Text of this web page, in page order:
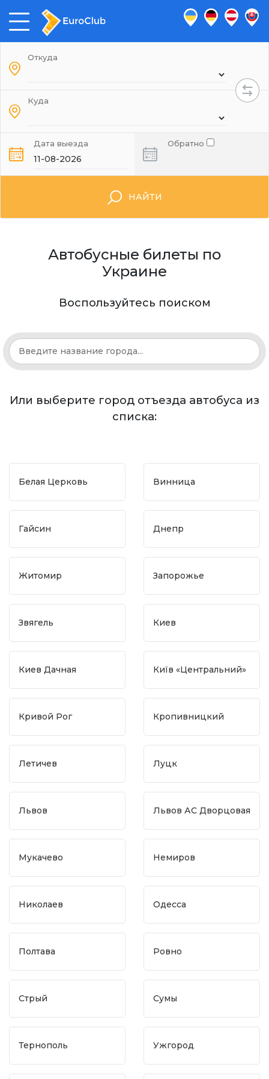
Откуда
Куда
Дата выезда Обратно
НАЙТИ
Автобусные билеты по
Украине
Воспользуйтесь поиском
Или выберите город отъезда автобуса из
списка:
Белая Церковь Винница
Гайсин Днепр
Житомир Запорожье
Звягель Киев
Киев Дачная Київ «Центральний»
Кривой Рог Кропивницкий
Летичев Луцк
Львов Львов АС Дворцовая
Мукачево Немиров
Николаев Одесса
Полтава Ровно
Стрый Сумы
Тернополь Ужгород